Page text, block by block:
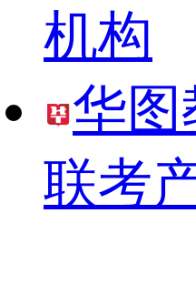
机构
华图
联考